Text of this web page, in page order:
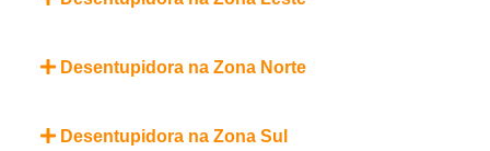
Desentupidora na Zona Norte
Desentupidora na Zona Sul